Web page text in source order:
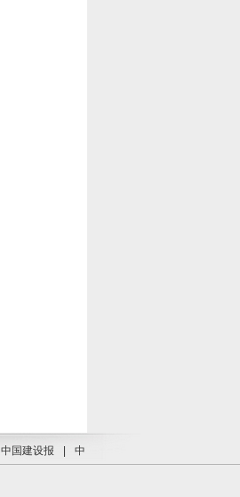
中国建设报 中